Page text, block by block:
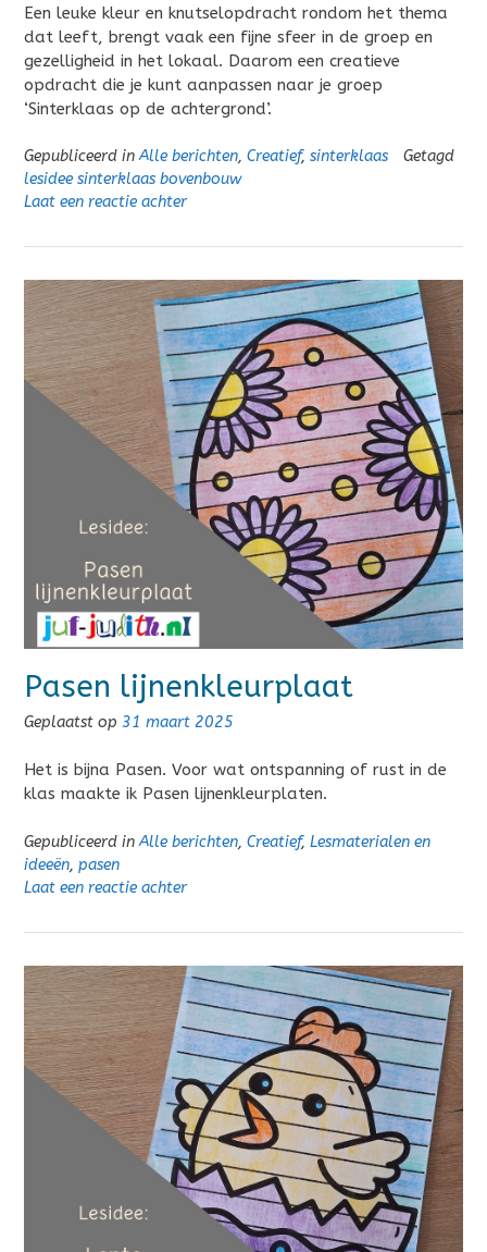
Een leuke kleur en knutselopdracht rondom het thema
dat leeft, brengt vaak een fijne sfeer in de groep en
gezelligheid in het lokaal. Daarom een creatieve
opdracht die je kunt aanpassen naar je groep
‘Sinterklaas op de achtergrond’.
Gepubliceerd inAlle berichten, Creatief, sinterklaas
Getagd
lesidee sinterklaas bovenbouw
Laat een reactie achter
Pasen lijnenkleurplaat
Geplaatst op 31 maart 2025
Het is bijna Pasen. Voor wat ontspanning of rust in de
klas maakte ik Pasen lijnenkleurplaten.
Gepubliceerd inAlle berichten, Creatief, Lesmaterialen en
ideeën, pasen
Laat een reactie achter